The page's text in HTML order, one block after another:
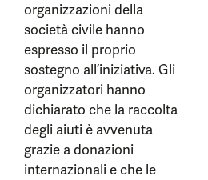
organizzazioni della
società civile hanno
espresso il proprio
sostegno all’iniziativa. Gli
organizzatori hanno
dichiarato che la raccolta
degli aiuti è avvenuta
grazie a donazioni
internazionali e che le